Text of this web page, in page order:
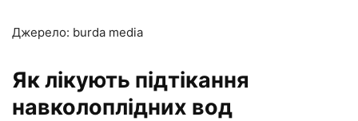
Джерело: burda media
Як лікують підтікання
навколоплідних вод